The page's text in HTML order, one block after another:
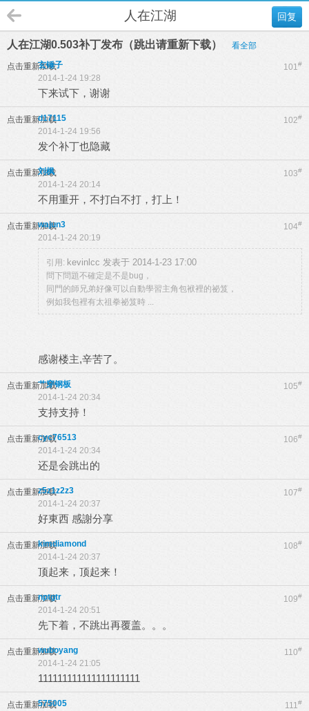
回复
人在江湖
人在江湖0.503补丁发布（跳出请重新下载） 看全部
点击重新加载 101#
玄锤子
2014-1-24 19:28
下来试下，谢谢
点击重新加载 102#
d17115
2014-1-24 19:56
发个补丁也隐藏
点击重新加载 103#
刘枫
2014-1-24 20:14
不用重开，不打白不打，打上！
点击重新加载 104#
wajun3
2014-1-24 20:19
引用: kevinlcc 发表于 2014-1-23 17:00
問下問題不確定是不是bug，
同門的師兄弟好像可以自動學習主角包袱裡的祕笈，
例如我包裡有太祖拳祕笈時 ...
感谢楼主,辛苦了。
点击重新加载 105#
艹穿钢板
2014-1-24 20:34
支持支持！
点击重新加载 106#
cyc76513
2014-1-24 20:34
还是会跳出的
点击重新加载 107#
z5z1z2z3
2014-1-24 20:37
好東西 感謝分享
点击重新加载 108#
kimdiamond
2014-1-24 20:37
顶起来，顶起来！
点击重新加载 109#
nptgtr
2014-1-24 20:51
先下着，不跳出再覆盖。。。
点击重新加载 110#
wuboyang
2014-1-24 21:05
111111111111111111111
点击重新加载 111#
575005